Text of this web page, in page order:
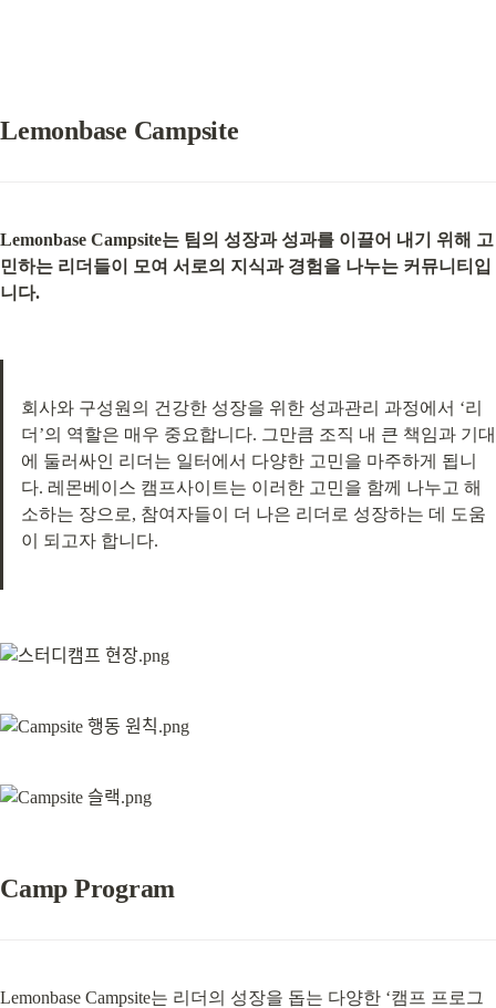
Lemonbase Campsite
Lemonbase Campsite는 팀의 성장과 성과를 이끌어 내기 위해 고
민하는 리더들이 모여 서로의 지식과 경험을 나누는 커뮤니티입
니다.
회사와 구성원의 건강한 성장을 위한 성과관리 과정에서 ‘리
더’의 역할은 매우 중요합니다. 그만큼 조직 내 큰 책임과 기대
에 둘러싸인 리더는 일터에서 다양한 고민을 마주하게 됩니
다. 레몬베이스 캠프사이트는 이러한 고민을 함께 나누고 해
소하는 장으로, 참여자들이 더 나은 리더로 성장하는 데 도움
이 되고자 합니다.
Camp Program
Lemonbase Campsite는 리더의 성장을 돕는 다양한 ‘캠프 프로그